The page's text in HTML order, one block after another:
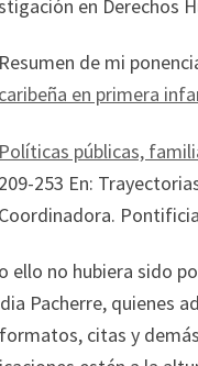
en Derechos
Resumen de mi
caribeña en primera
Políticas públicas,
209-253 En:
Coordinadora.
ello no hubiera sido
Pacherre, quienes
citas y